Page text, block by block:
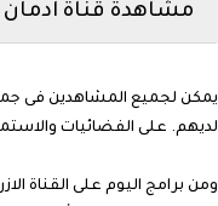
مشاهدة قناة ادمان
يمكن لجميع المشاهدين فى
لديهم. على الفضائيات
ومن برامج اليوم على القناة